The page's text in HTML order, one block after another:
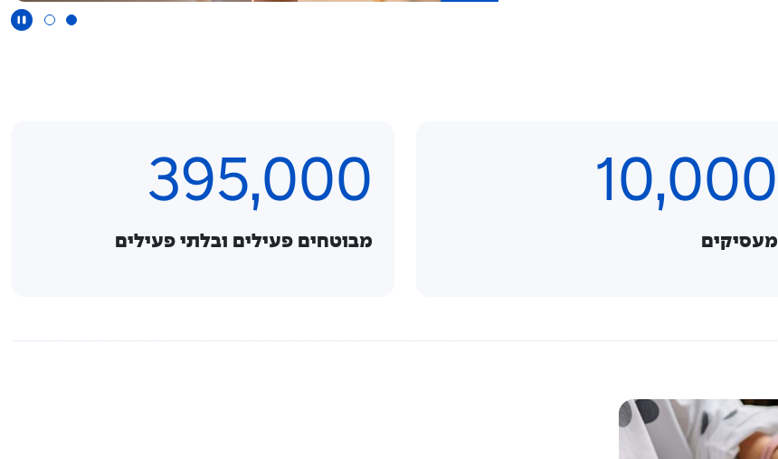
10,000
מעסיקים
395,000
מבוטחים פעילים ובלתי פעילים